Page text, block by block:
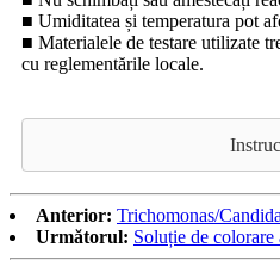
■ Umiditatea și temperatura pot
■ Materialele de testare utilizate
cu reglementările locale.
Anterior: Trichomonas/
Următorul: Soluție de